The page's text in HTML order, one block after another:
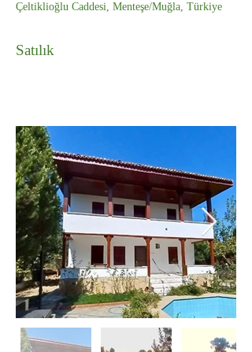
Çeltiklioğlu Caddesi, Menteşe/Muğla, Türkiye
Satılık